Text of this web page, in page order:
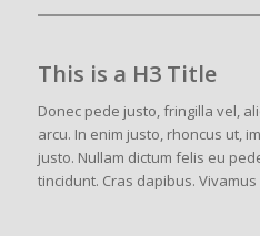
This is a H3 Title
Donec pede justo, fringilla vel,
arcu. In enim justo, rhoncus ut,
justo. Nullam dictum felis eu
tincidunt. Cras dapibus.